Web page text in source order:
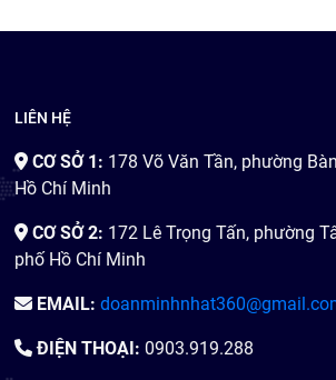
LIÊN HỆ
CƠ SỞ 1: 178 Võ Văn Tần, phường
Hồ Chí Minh
CƠ SỞ 2: 172 Lê Trọng Tấn, phường
phố Hồ Chí Minh
EMAIL:
ĐIỆN THOẠI: 0903.919.288